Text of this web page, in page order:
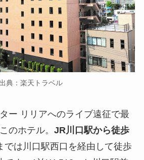
出典：楽天トラベル
ー リリアへのライブ遠征で最
のホテル。 JR川口駅から徒歩
では川口駅西口を経由して徒歩